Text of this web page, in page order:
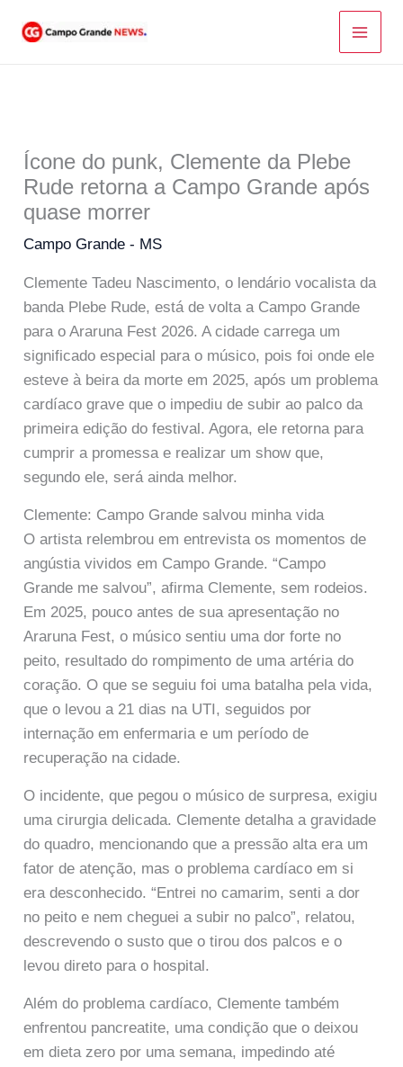
para
Ícone do punk, Clemente da Plebe
Rude retorna a Campo Grande após
quase morrer
Campo Grande - MS
Clemente Tadeu Nascimento, o lendário vocalista da
banda Plebe Rude, está de volta a Campo Grande
para o Araruna Fest 2026. A cidade carrega um
significado especial para o músico, pois foi onde ele
esteve à beira da morte em 2025, após um problema
cardíaco grave que o impediu de subir ao palco da
primeira edição do festival. Agora, ele retorna para
cumprir a promessa e realizar um show que,
segundo ele, será ainda melhor.
Clemente: Campo Grande salvou minha vida
O artista relembrou em entrevista os momentos de
angústia vividos em Campo Grande. “Campo
Grande me salvou”, afirma Clemente, sem rodeios.
Em 2025, pouco antes de sua apresentação no
Araruna Fest, o músico sentiu uma dor forte no
peito, resultado do rompimento de uma artéria do
coração. O que se seguiu foi uma batalha pela vida,
que o levou a 21 dias na UTI, seguidos por
internação em enfermaria e um período de
recuperação na cidade.
O incidente, que pegou o músico de surpresa, exigiu
uma cirurgia delicada. Clemente detalha a gravidade
do quadro, mencionando que a pressão alta era um
fator de atenção, mas o problema cardíaco em si
era desconhecido. “Entrei no camarim, senti a dor
no peito e nem cheguei a subir no palco”, relatou,
descrevendo o susto que o tirou dos palcos e o
levou direto para o hospital.
Além do problema cardíaco, Clemente também
enfrentou pancreatite, uma condição que o deixou
em dieta zero por uma semana, impedindo até